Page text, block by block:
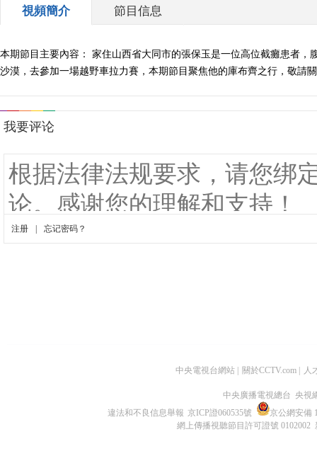
視頻簡介 節目信息
本期節目主要內容： 家住山西省大同市的張保玉是一位高位截癱患者
沙漠，去參加一場越野車拉力賽，本期節目聚焦他的庫布齊之行，敬
中央電視台網站 關於CCTV.com 人
中央廣播電視總台 央視
違法和不良信息舉報 京ICP證060535號
京公網安備
網上傳播視聽節目許可證號 0102002